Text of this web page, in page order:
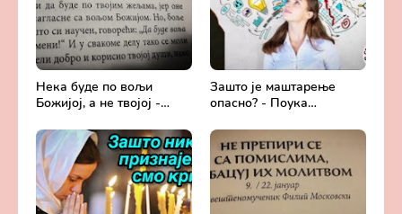
Нека буде по вољи
Божијој, а не твојој -
дан
Зашто је маштарење
опасно? - Поука
Карелина